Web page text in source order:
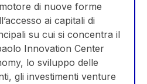
di nuove forme
ai capitali di
su cui si concentra il
Innovation Center
lo sviluppo delle
gli investimenti venture